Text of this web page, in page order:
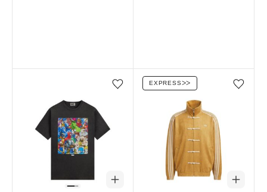
Favorilere ekle/çıkar Favorilere ekle/çıkar
EXPRESSᐳᐳ